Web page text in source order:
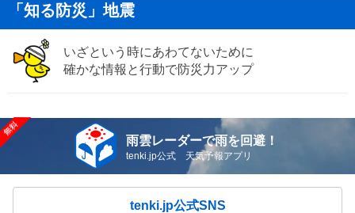
「知る防災」地震
いざという時にあわてないために
確かな情報と行動で防災力アップ
雨雲レーダーで雨を回避！
tenki.jp公式 天気予報アプリ
tenki.jp公式SNS